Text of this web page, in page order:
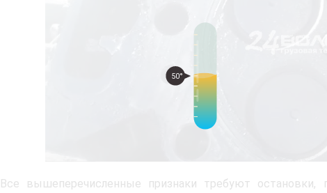
50°
Все вышеперечисленные признаки требуют остановки,